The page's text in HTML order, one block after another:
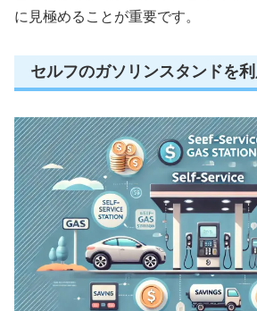
に見極めることが重要です。
セルフのガソリンスタンドを